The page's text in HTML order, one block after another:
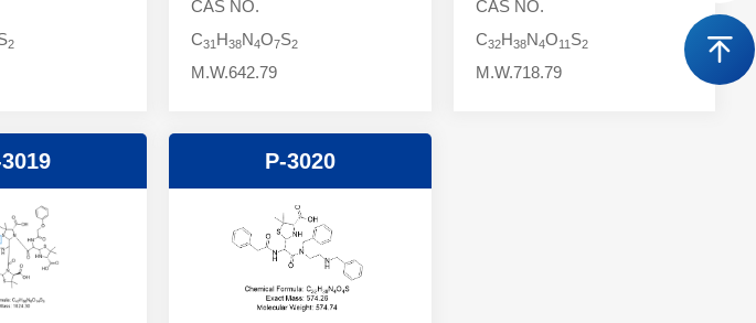
2
CAS NO.
C31 H38N4O7S2
M.W.642.79
CAS NO.
C32H38N4O11 S2
M.W.718.79
P-3020